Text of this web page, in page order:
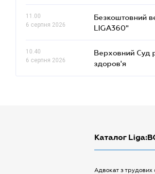
11.00
6 серпня 2026
Безкоштовний
LIGA360"
10.40
6 серпня 2026
Верховний Суд
здоров'я
Каталог
Адвокат з трудових